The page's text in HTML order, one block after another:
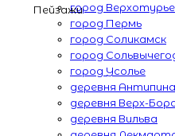
город Верхотурье
город Пермь
город Соликамск
город
город Усолье
деревня Антипина
деревня Верх-
деревня Вильва
Пейзажи